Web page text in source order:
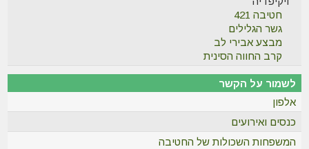
חטיבה 421
גשר הגלילים
מבצע אבירי לב
קרב החווה הסינית
לשמור על הקשר
אלפון
כנסים ואירועים
המשפחות השכולות של החטיבה